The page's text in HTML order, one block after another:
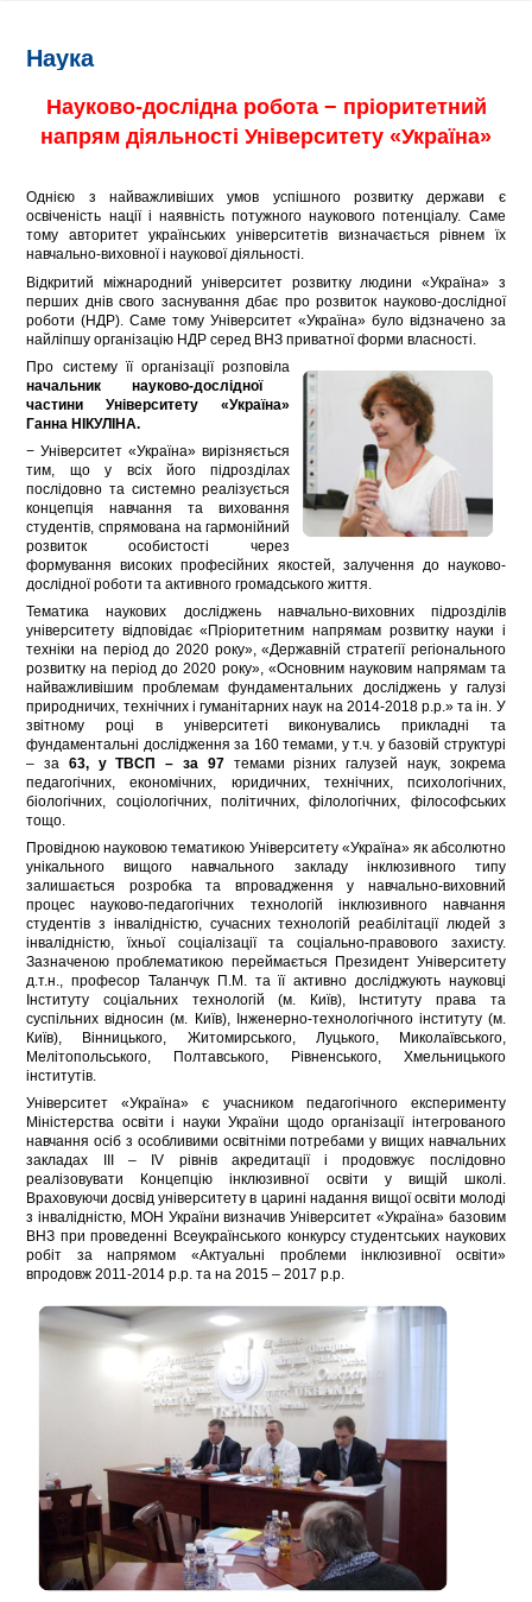
Наука
Науково-дослідна робота − пріоритетний
напрям діяльності Університету «Україна»
Однією з найважливіших умов успішного розвитку держави є
освіченість нації і наявність потужного наукового потенціалу. Саме
тому авторитет українських університетів визначається рівнем їх
навчально-виховної і наукової діяльності.
Відкритий міжнародний університет розвитку людини «Україна» з
перших днів свого заснування дбає про розвиток науково-дослідної
роботи (НДР). Саме тому Університет «Україна» було відзначено за
найліпшу організацію НДР серед ВНЗ приватної форми власності.
Про систему її організації розповіла
начальник науково-дослідної
частини Університету «Україна»
Ганна НІКУЛІНА.
− Університет «Україна» вирізняється
тим, що у всіх його підрозділах
послідовно та системно реалізується
концепція навчання та виховання
студентів, спрямована на гармонійний
розвиток особистості через
формування високих професійних якостей, залучення до науково-
дослідної роботи та активного громадського життя.
Тематика наукових досліджень навчально-виховних підрозділів
університету відповідає «Пріоритетним напрямам розвитку науки і
техніки на період до 2020 року», «Державній стратегії регіонального
розвитку на період до 2020 року», «Основним науковим напрямам та
найважливішим проблемам фундаментальних досліджень у галузі
природничих, технічних і гуманітарних наук на 2014-2018 р.р.» та ін. У
звітному році в університеті виконувались прикладні та
фундаментальні дослідження за 160 темами, у т.ч. у базовій структурі
– за 63, у ТВСП – за 97темами різних галузей наук, зокрема
педагогічних, економічних, юридичних, технічних, психологічних,
біологічних, соціологічних, політичних, філологічних, філософських
тощо.
Провідною науковою тематикою Університету «Україна» як абсолютно
унікального вищого навчального закладу інклюзивного типу
залишається розробка та впровадження у навчально-виховний
процес науково-педагогічних технологій інклюзивного навчання
студентів з інвалідністю, сучасних технологій реабілітації людей з
інвалідністю, їхньої соціалізації та соціально-правового захисту.
Зазначеною проблематикою переймається Президент Університету
д.т.н., професор Таланчук П.М. та її активно досліджують науковці
Інституту соціальних технологій (м. Київ), Інституту права та
суспільних відносин (м. Київ), Інженерно-технологічного інституту (м.
Київ), Вінницького, Житомирського, Луцького, Миколаївського,
Мелітопольського, Полтавського, Рівненського, Хмельницького
інститутів.
Університет «Україна» є учасником педагогічного експерименту
Міністерства освіти і науки України щодо організації інтегрованого
навчання осіб з особливими освітніми потребами у вищих навчальних
закладах III – IV рівнів акредитації і продовжує послідовно
реалізовувати Концепцію інклюзивної освіти у вищій школі.
Враховуючи досвід університету в царині надання вищої освіти молоді
з інвалідністю, МОН України визначив Університет «Україна» базовим
ВНЗ при проведенні Всеукраїнського конкурсу студентських наукових
робіт за напрямом «Актуальні проблеми інклюзивної освіти»
впродовж 2011-2014 р.р. та на 2015 – 2017 р.р.